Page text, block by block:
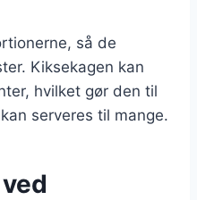
så de
Kiksekagen kan
hvilket gør den til
serveres til mange.